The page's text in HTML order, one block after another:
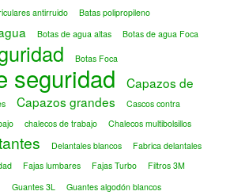
antirruido
Batas polipropileno
Botas de agua altas Botas de agua Foca
Botas Foca
seguridad
Capazos de
Capazos grandes
Cascos contra
chalecos de trabajo Chalecos multibolsillos
Delantales blancos
Fabrica delantales
Fajas lumbares Fajas Turbo Filtros 3M
Guantes 3L
Guantes algodón blancos